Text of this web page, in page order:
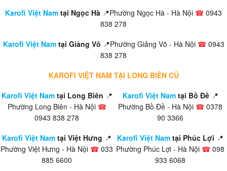
Karofi Việt Nam tại Ngọc Hà 📍Phường Ngọc Hà - Hà Nội ☎ 0943
838 278
Karofi Việt Namtại Giảng Võ 📍Phường Giảng Võ - Hà Nội ☎0943
838 278
KAROFI VIỆT NAM TẠI LONG BIÊN CŨ
Karofi Việt Namtại Long Biên 📍
Phường Long Biên - Hà Nội ☎
0943 838 278
Karofi Việt Namtại Bồ Đề 📍
Phường Bồ Đề - Hà Nội ☎ 0378
90 3366
Karofi Việt Nam tại Việt Hưng 📍
Phường Việt Hưng - Hà Nội ☎ 033
885 6600
Karofi Việt Nam tại Phúc Lợi 📍
Phường Phúc Lợi - Hà Nội ☎ 098
933 6068